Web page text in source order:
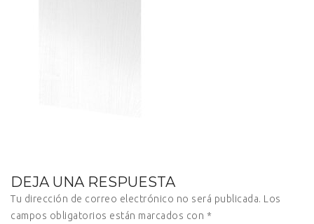
DEJA UNA RESPUESTA
Tu dirección de correo electrónico no será publicada. Los
campos obligatorios están marcados con *